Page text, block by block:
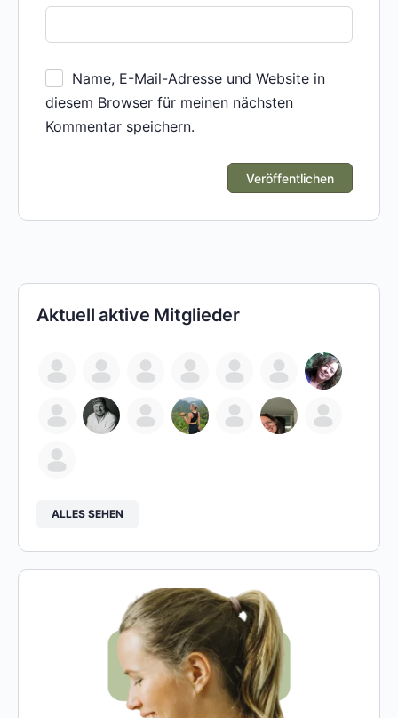
Name, E-Mail-Adresse und Website in
diesem Browser für meinen nächsten
Kommentar speichern.
Aktuell aktive Mitglieder
ALLES SEHEN